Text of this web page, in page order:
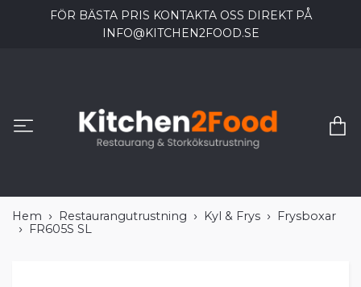
FÖR BÄSTA PRIS KONTAKTA OSS DIREKT PÅ
INFO@KITCHEN2FOOD.SE
Hem Restaurangutrustning Kyl & Frys
Frysboxar
FR605S SL